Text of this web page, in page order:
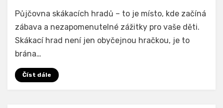
Autor Hradprodeti.cz
Přidat komentářna
Radost
Vašim
Půjčovna skákacích hradů – to je místo, kde začíná
zábava a nezapomenutelné zážitky pro vaše děti.
Skákací hrad není jen obyčejnou hračkou, je to
brána…
Číst dále